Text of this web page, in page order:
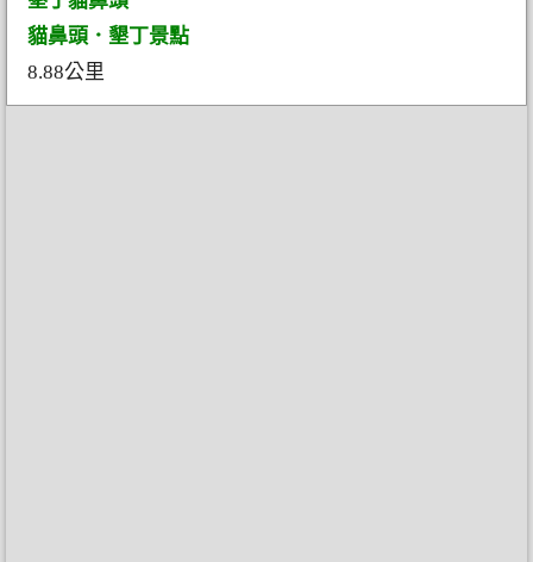
貓鼻頭．墾丁景點
8.88公里